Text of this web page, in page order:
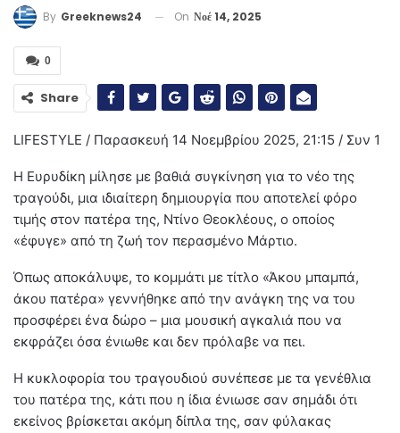
By Greeknews24 On Νοέ 14, 2025
0
Share
LIFESTYLE / Παρασκευή 14 Νοεμβρίου 2025, 21:15 / Συν 1
Η Ευρυδίκη μίλησε με βαθιά συγκίνηση για το νέο της
τραγούδι, μια ιδιαίτερη δημιουργία που αποτελεί φόρο
τιμής στον πατέρα της, Ντίνο Θεοκλέους, ο οποίος
«έφυγε» από τη ζωή τον περασμένο Μάρτιο.
Όπως αποκάλυψε, το κομμάτι με τίτλο «Άκου μπαμπά,
άκου πατέρα» γεννήθηκε από την ανάγκη της να του
προσφέρει ένα δώρο – μια μουσική αγκαλιά που να
εκφράζει όσα ένιωθε και δεν πρόλαβε να πει.
Η κυκλοφορία του τραγουδιού συνέπεσε με τα γενέθλια
του πατέρα της, κάτι που η ίδια ένιωσε σαν σημάδι ότι
εκείνος βρίσκεται ακόμη δίπλα της, σαν φύλακας